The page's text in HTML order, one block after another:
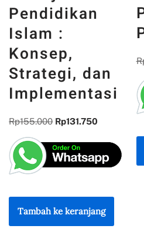
Praktik
Pemrograman
Rp135.000
Tambah ke keranjang